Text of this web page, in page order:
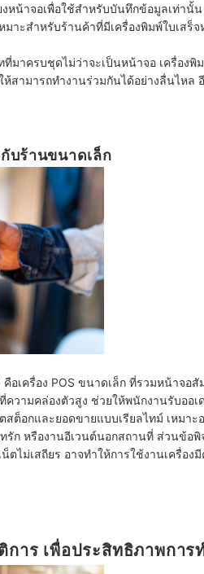
งหน้าจอเพื่อใช้สำหรับบันทึกข้อมูลเท่านั้
มาะสำหรับร้านค้าที่มีเครื่องพิมพ์ใบเสร็
ที่มาครบชุดไม่ว่าจะเป็นหน้าจอ เครื่องพิ
สามารถทำงานร่วมกันได้อย่างลื่นไหล
บร้านขนาดเล็ก
คือเครื่อง POS ขนาดเล็ก ที่รวมหน้าจอ
ที่ความคล่องตัวสูง ช่วยให้พนักงานรับอ
สต็อกและยอดขายแบบเรียลไทม์ เหมาะ
รัก หรืองานอีเวนต์นอกสถานที่ ส่วนข้อ
ไม่เสถียร อาจทำให้การใช้งานเครื่อง
าร เพื่อประสิทธิภาพการ